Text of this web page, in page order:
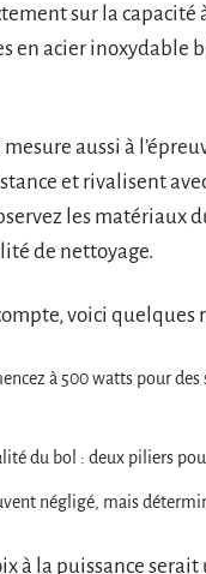
sur la
en acier inoxydable
mesure aussi à
et rivalisent
les matériaux
de nettoyage.
voici quelques
à 500 watts pour
du bol : deux piliers
négligé, mais
à la puissance